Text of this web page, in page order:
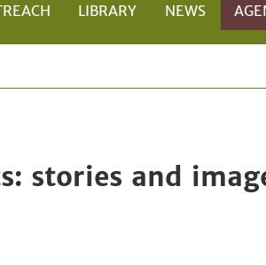
LIBRARY NEWS
stories and